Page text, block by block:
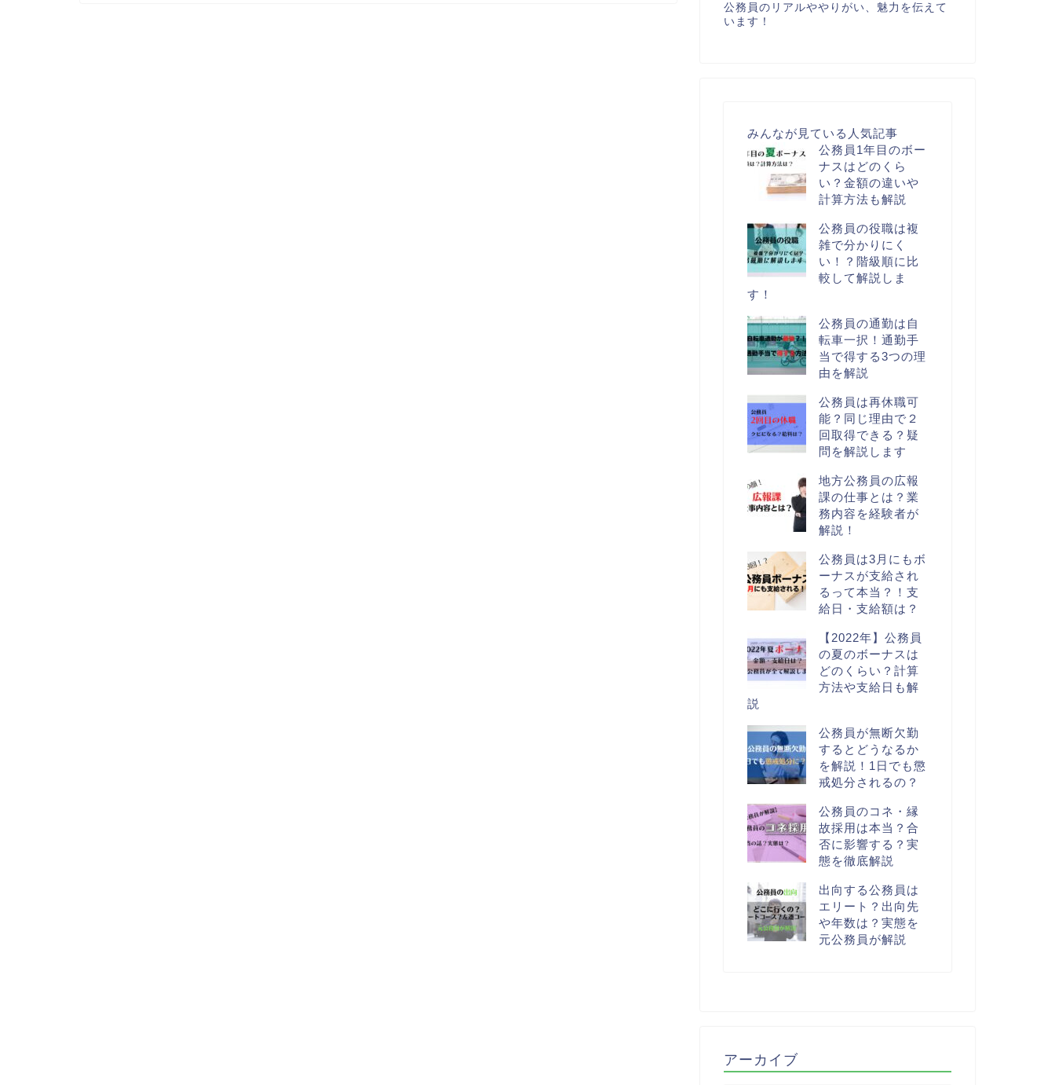
公務員のリアルややりがい、魅力を伝えて
います！
みんなが見ている人気記事
公務員1年目のボー
ナスはどのくら
い？金額の違いや
計算方法も解説
公務員の役職は複
雑で分かりにく
い！？階級順に比
較して解説しま
す！
公務員の通勤は自
転車一択！通勤手
当で得する3つの理
由を解説
公務員は再休職可
能？同じ理由で２
回取得できる？疑
問を解説します
地方公務員の広報
課の仕事とは？業
務内容を経験者が
解説！
公務員は3月にもボ
ーナスが支給され
るって本当？！支
給日・支給額は？
【2022年】公務員
の夏のボーナスは
どのくらい？計算
方法や支給日も解
説
公務員が無断欠勤
するとどうなるか
を解説！1日でも懲
戒処分されるの？
公務員のコネ・縁
故採用は本当？合
否に影響する？実
態を徹底解説
出向する公務員は
エリート？出向先
や年数は？実態を
元公務員が解説
アーカイブ